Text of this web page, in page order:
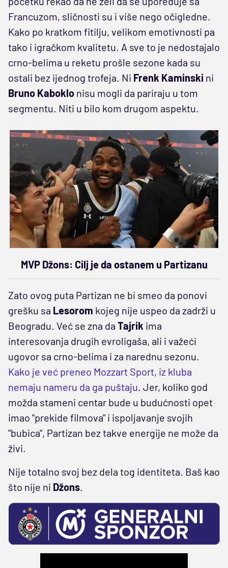
Francuzom, sličnosti su i više nego očigledne.
Kako po kratkom fitilju, velikom emotivnosti pa
tako i igračkom kvalitetu. A sve to je nedostajalo
crno-belima u reketu prošle sezone kada su
ostali bez ijednog trofeja. Ni Frenk Kaminski ni
Bruno Kaboklo nisu mogli da pariraju u tom
segmentu. Niti u bilo kom drugom aspektu.
MVP Džons: Cilj je da ostanem u Partizanu
Zato ovog puta Partizan ne bi smeo da ponovi
grešku sa Lesorom kojeg nije uspeo da zadrži u
Beogradu. Već se zna da Tajrik ima
interesovanja drugih evroligaša, ali i važeći
ugovor sa crno-belima i za narednu sezonu.
Kako je već preneo Mozzart Sport, iz kluba
nemaju nameru da ga puštaju. Jer, koliko god
možda stameni centar bude u budućnosti opet
imao "prekide filmova" i ispoljavanje svojih
"bubica", Partizan bez takve energije ne može da
živi.
Nije totalno svoj bez dela tog identiteta. Baš kao
što nije ni Džons.